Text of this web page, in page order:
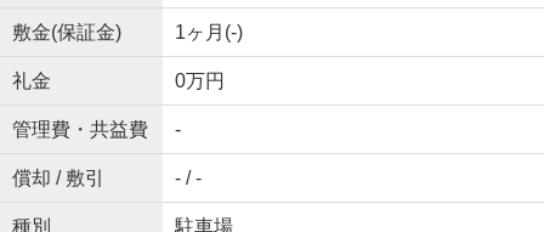
敷金(保証金) 1ヶ月(-)
礼金 0万円
管理費・共益費 -
償却 / 敷引 - / -
種別 駐車場